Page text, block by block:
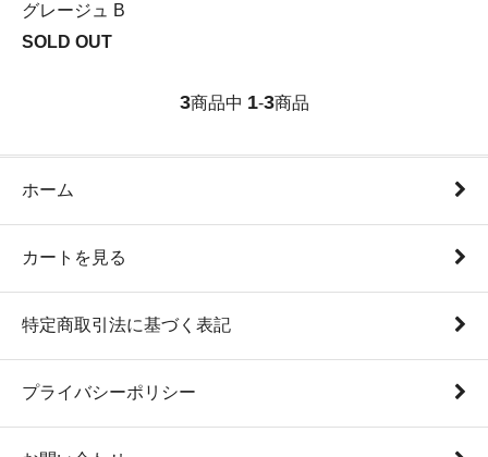
グレージュ B
SOLD OUT
3商品中 1-3商品
ホーム
カートを見る
特定商取引法に基づく表記
プライバシーポリシー